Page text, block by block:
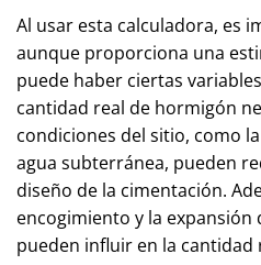
Al usar esta calculadora, es
aunque proporciona una
puede haber ciertas
cantidad real de hormigón
condiciones del sitio, como
agua subterránea, pueden
diseño de la cimentación.
encogimiento y la
pueden influir en la cantidad